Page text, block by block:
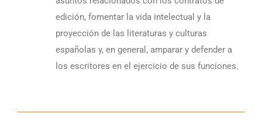
edición, fomentar la vida intelectual y la
proyección de las literaturas y culturas
españolas y, en general, amparar y defender a
los escritores en el ejercicio de sus funciones.